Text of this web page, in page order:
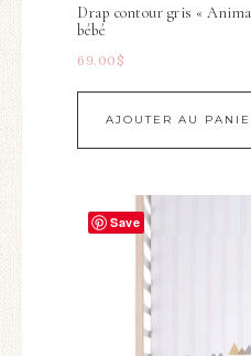
Drap contour gris «
bébé
69.00 $
AJOUTER AU
Save